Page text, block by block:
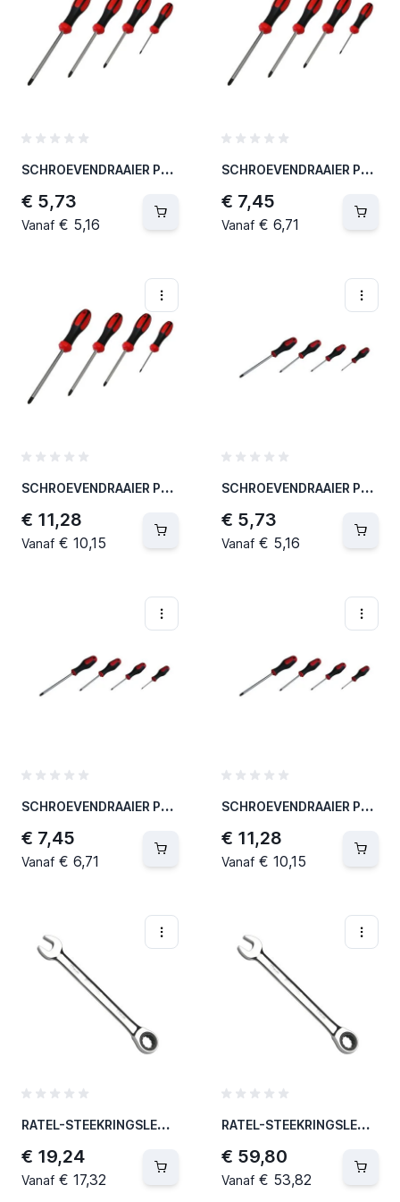
S
CHROEVENDRAAIER PH1 X 80 MM (12 PER OVERDOOS)
€ 5,73
Vanaf € 5,16
S
CHROEVENDRAAIER PH2 X 100 MM (12 PER OVERDOOS)
€ 7,45
Vanaf € 6,71
S
CHROEVENDRAAIER PH3 X 150 MM (12 PER OVERDOOS)
€ 11,28
Vanaf € 10,15
S
CHROEVENDRAAIER PZ1 X 80 MM (12 PER OVERDOOS)
€ 5,73
Vanaf € 5,16
S
CHROEVENDRAAIER PZ2 X 100 MM (12 PER OVERDOOS)
€ 7,45
Vanaf € 6,71
S
CHROEVENDRAAIER PZ3 X 150 MM (12 PER OVERDOOS)
€ 11,28
Vanaf € 10,15
R
ATEL-STEEKRINGSLEUTELS 10MM (6 PER OVERDOOS)
€ 19,24
Vanaf € 17,32
R
ATEL-STEEKRINGSLEUTELS 24MM (6 PER OVERDOOS)
€ 59,80
Vanaf € 53,82